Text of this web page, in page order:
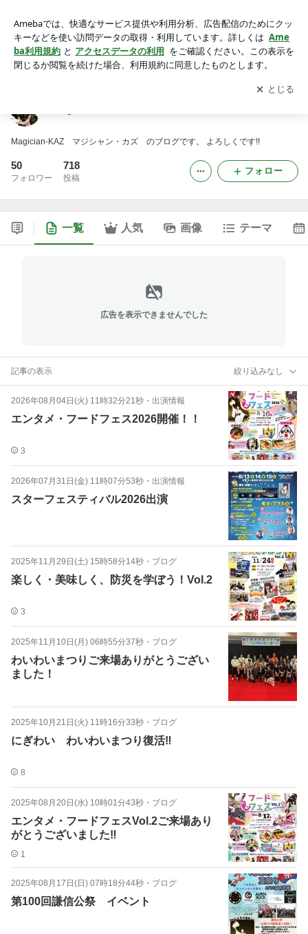
アプリをダウンロードして ブログの更新通知
を受け取りまし
ょう。
開く
Magician-KAZ マジシャン・カズ のブログです。 よろしくです!!
50
フォロワー
718
投稿
フォロー
一覧 人気 画像 テーマ
広告を表示できませんでした
記事の表示 絞り込みなし
2026年08月04日(火) 11時32分21秒 ・ 出演情報
エンタメ・フードフェス2026開催！！
3
2026年07月31日(金) 11時07分53秒 ・ 出演情報
スターフェスティバル2026出演
2025年11月29日(土) 15時58分14秒 ・ ブログ
楽しく・美味しく、防災を学ぼう！Vol.2
3
2025年11月10日(月) 06時55分37秒 ・ ブログ
わいわいまつりご来場ありがとうござい
ました！
2025年10月21日(火) 11時16分33秒 ・ ブログ
にぎわい わいわいまつり復活‼︎
8
2025年08月20日(水) 10時01分43秒 ・ ブログ
エンタメ・フードフェスVol.2ご来場あり
がとうございました‼️
1
2025年08月17日(日) 07時18分44秒 ・ ブログ
第100回謙信公祭 イベント